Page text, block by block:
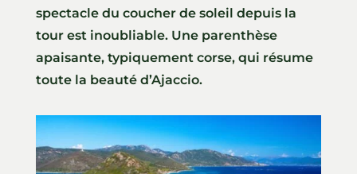
spectacle du coucher de soleil depuis la
tour est inoubliable. Une parenthèse
apaisante, typiquement corse, qui résume
toute la beauté d’Ajaccio.